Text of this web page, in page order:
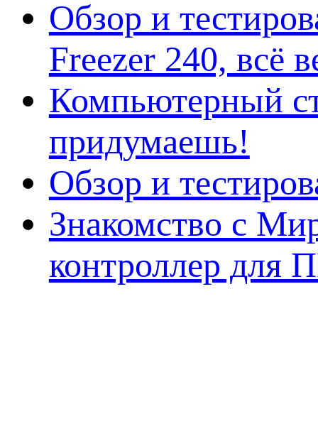
Обзор и
Freezer 240, всё
Компьютерный
придумаешь!
Обзор и
Знакомство с
контроллер для